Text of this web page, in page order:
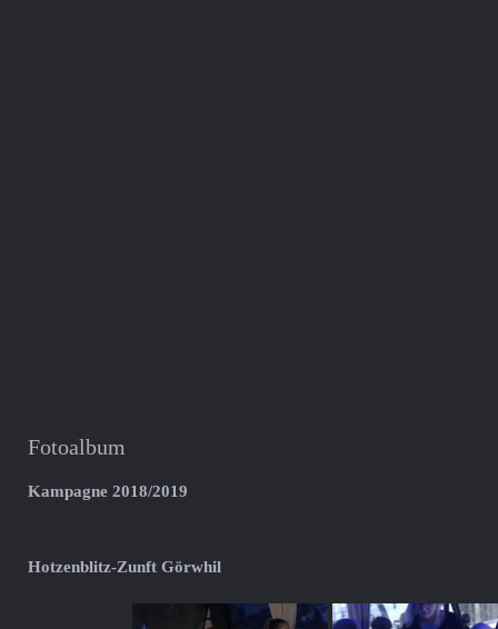
Fotoalbum
Kampagne 2018/2019
Hotzenblitz-Zunft Görwhil